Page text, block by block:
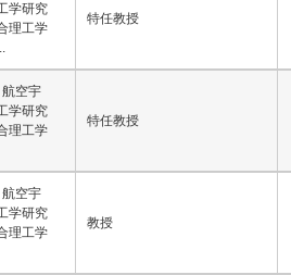
学研究
理工学
特任教授
空宇
学研究
理工学
特任教授
空宇
学研究
理工学
教授